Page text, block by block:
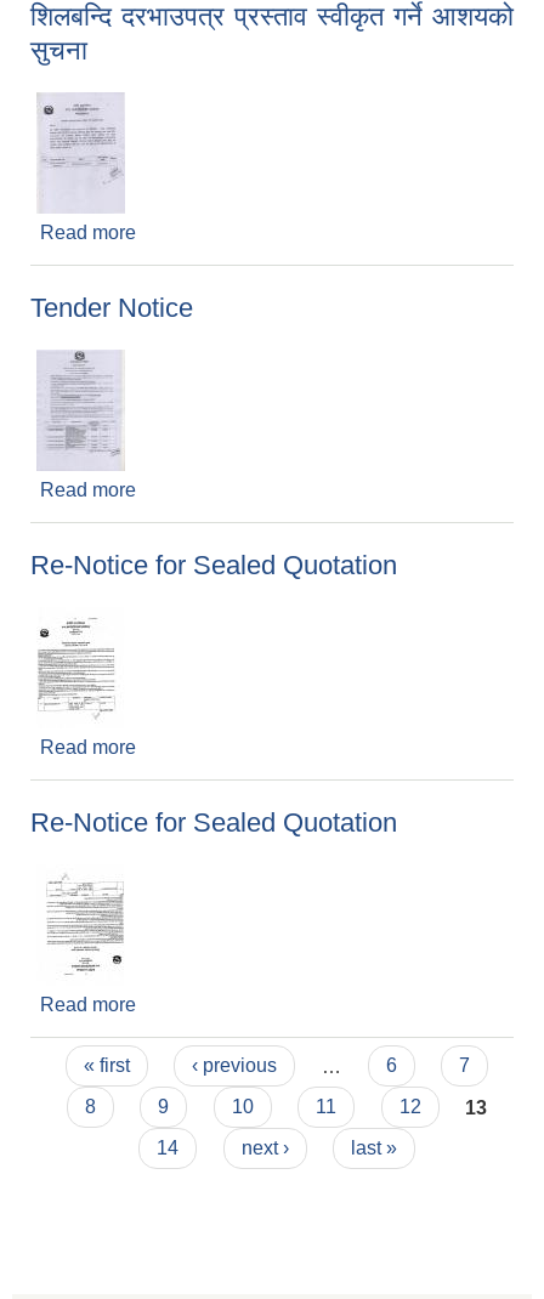
शिलबन्दि दरभाउपत्र प्रस्ताव स्वीकृत गर्ने आशयको
सुचना
Read more
Tender Notice
Read more
Re-Notice for Sealed Quotation
Read more
Re-Notice for Sealed Quotation
Read more
Pages
« first ‹ previous 6
7
8
9 10 11 12
13
14
next › last »